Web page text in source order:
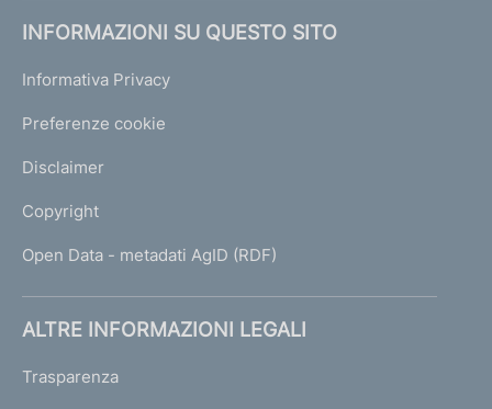
INFORMAZIONI SU QUESTO SITO
Informativa Privacy
Preferenze cookie
Disclaimer
Copyright
Open Data - metadati AgID (RDF)
ALTRE INFORMAZIONI LEGALI
Trasparenza